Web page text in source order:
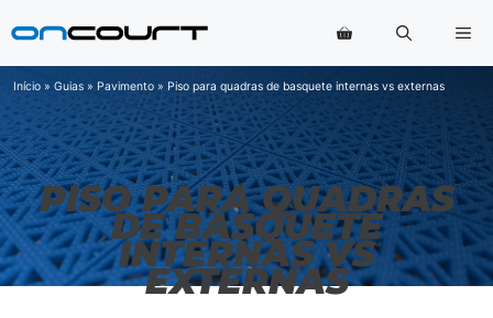
para
conteúdo
Início » Guias » Pavimento » Piso para quadras de basquete internas vs externas
PISO PARA QUADRAS
DE BASQUETE
INTERNAS VS
EXTERNAS